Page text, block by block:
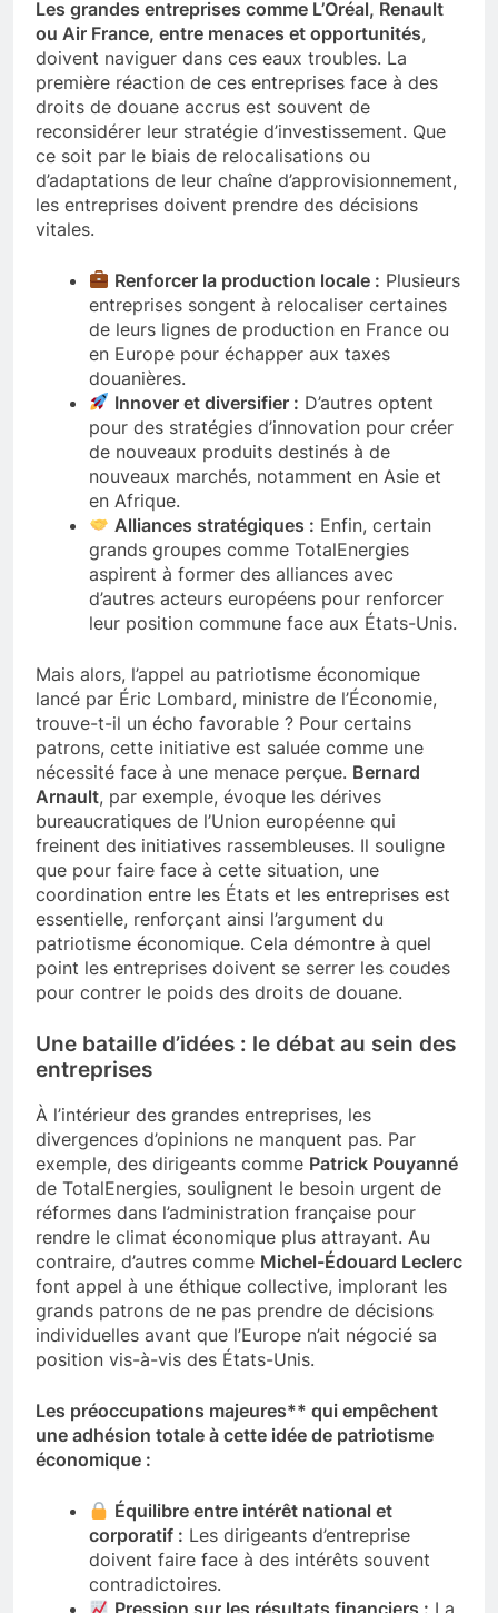
Les grandes entreprises comme L’Oréal, Renault
ou Air France, entre menaces et opportunités,
doivent naviguer dans ces eaux troubles. La
première réaction de ces entreprises face à des
droits de douane accrus est souvent de
reconsidérer leur stratégie d’investissement. Que
ce soit par le biais de relocalisations ou
d’adaptations de leur chaîne d’approvisionnement,
les entreprises doivent prendre des décisions
vitales.
Renforcer la production locale : Plusieurs
entreprises songent à relocaliser certaines
de leurs lignes de production en France ou
en Europe pour échapper aux taxes
douanières.
Innover et diversifier : D’autres optent
pour des stratégies d’innovation pour créer
de nouveaux produits destinés à de
nouveaux marchés, notamment en Asie et
en Afrique.
Alliances stratégiques : Enfin, certain
grands groupes comme TotalEnergies
aspirent à former des alliances avec
d’autres acteurs européens pour renforcer
leur position commune face aux États-Unis.
Mais alors, l’appel au patriotisme économique
lancé par Éric Lombard, ministre de l’Économie,
trouve-t-il un écho favorable ? Pour certains
patrons, cette initiative est saluée comme une
nécessité face à une menace perçue. Bernard
Arnault, par exemple, évoque les dérives
bureaucratiques de l’Union européenne qui
freinent des initiatives rassembleuses. Il souligne
que pour faire face à cette situation, une
coordination entre les États et les entreprises est
essentielle, renforçant ainsi l’argument du
patriotisme économique. Cela démontre à quel
point les entreprises doivent se serrer les coudes
pour contrer le poids des droits de douane.
Une bataille d’idées : le débat au sein des
entreprises
À l’intérieur des grandes entreprises, les
divergences d’opinions ne manquent pas. Par
exemple, des dirigeants comme Patrick Pouyanné
de TotalEnergies, soulignent le besoin urgent de
réformes dans l’administration française pour
rendre le climat économique plus attrayant. Au
contraire, d’autres comme Michel-Édouard Leclerc
font appel à une éthique collective, implorant les
grands patrons de ne pas prendre de décisions
individuelles avant que l’Europe n’ait négocié sa
position vis-à-vis des États-Unis.
Les préoccupations majeures** qui empêchent
une adhésion totale à cette idée de patriotisme
économique :
Équilibre entre intérêt national et
corporatif : Les dirigeants d’entreprise
doivent faire face à des intérêts souvent
contradictoires.